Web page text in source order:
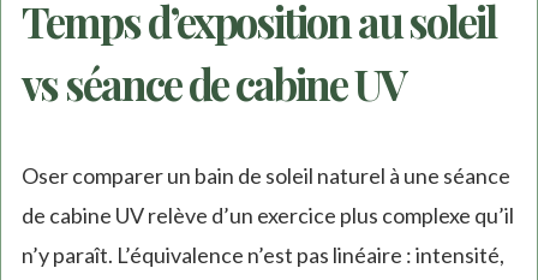
Temps d’exposition au soleil
vs séance de cabine UV
Oser comparer un bain de soleil naturel à une séance
de cabine UV relève d’un exercice plus complexe qu’il
n’y paraît. L’équivalence n’est pas linéaire : intensité,